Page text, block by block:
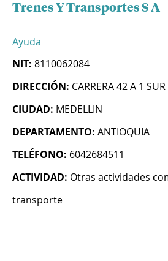
Trenes Y Transportes S A
Ayuda
NIT: 8110062084
DIRECCIÓN: CARRERA 42 A 1
CIUDAD: MEDELLIN
DEPARTAMENTO: ANTIOQUIA
TELÉFONO: 6042684511
ACTIVIDAD: Otras actividades
transporte